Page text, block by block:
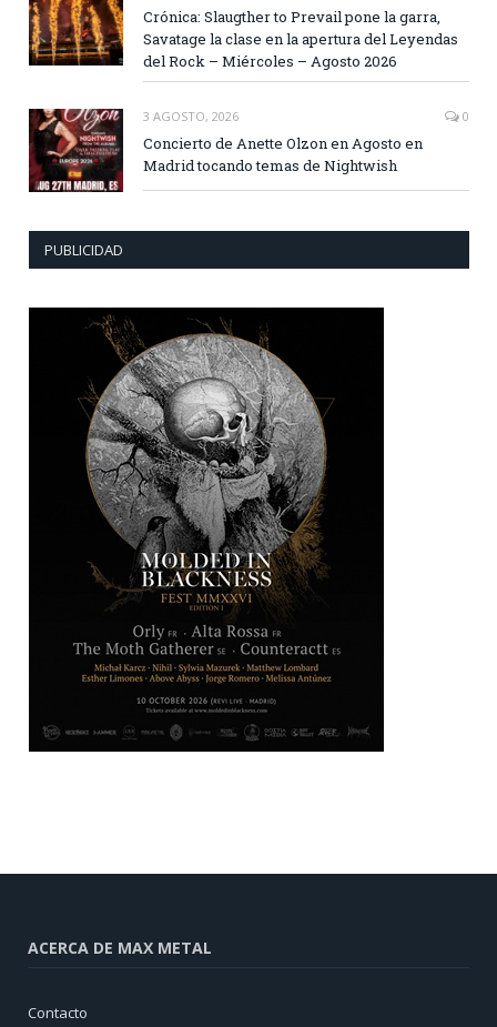
Crónica: Slaugther to Prevail pone la garra,
Savatage la clase en la apertura del Leyendas
del Rock – Miércoles – Agosto 2026
3 AGOSTO, 2026 0
Concierto de Anette Olzon en Agosto en
Madrid tocando temas de Nightwish
PUBLICIDAD
ACERCA DE MAX METAL
Contacto